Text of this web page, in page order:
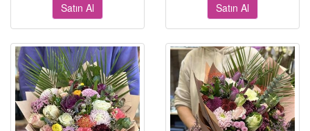
Satın Al Satın Al